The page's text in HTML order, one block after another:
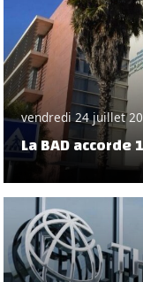
vendredi 24 juillet
La BAD accorde